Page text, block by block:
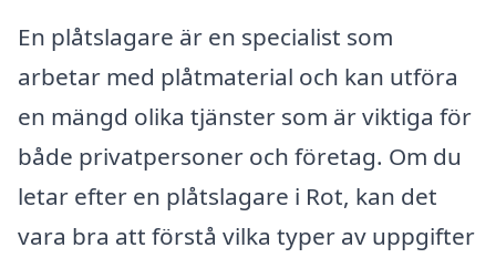
En plåtslagare är en specialist som
arbetar med plåtmaterial och kan utföra
en mängd olika tjänster som är viktiga för
både privatpersoner och företag. Om du
letar efter en plåtslagare i Rot, kan det
vara bra att förstå vilka typer av uppgifter